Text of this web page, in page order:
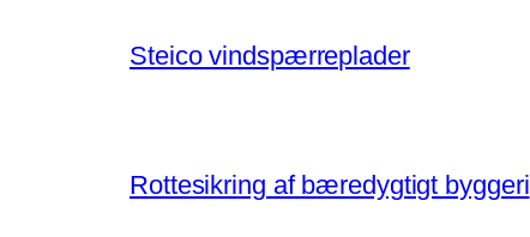
Steico vindspærreplader
Rottesikring af bæredygtigt byggeri